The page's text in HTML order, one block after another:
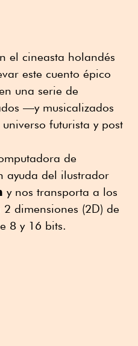
el cineasta holandés
este cuento épico
una serie de
—y musicalizados
futurista y post
de
ayuda del ilustrador
y nos transporta a los
dimensiones (2D) de
8 y 16 bits.